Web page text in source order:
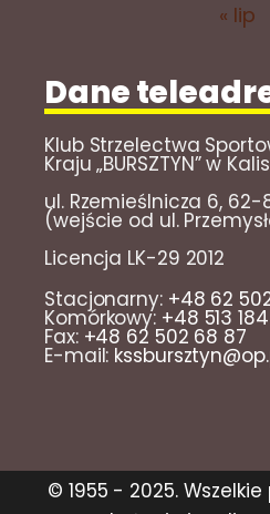
« lip
Dane
Klub Strzelectwa
Kraju „BURSZTYN” w
ul. Rzemieślnicza 6, 62-
(wejście od ul.
Licencja LK-29 2012
Stacjonarny: +48 62
Komórkowy: +48 513
Fax: +48 62 502 68 87
E-mail:
© 1955 - 2025.